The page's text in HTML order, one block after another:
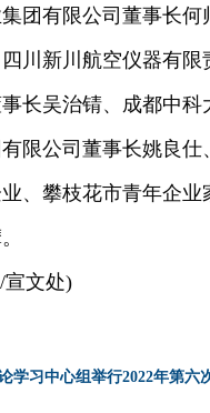
团有限公司董事长
川新川航空仪器有
长吴治锖、成都中
限公司董事长姚良
、攀枝花市青年企
宣文处)
学习中心组举行2022年第六